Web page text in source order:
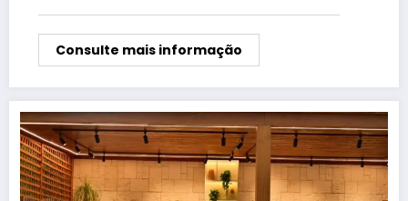
Consulte mais informação